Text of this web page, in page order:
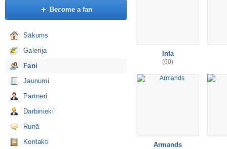
Become a fan
Sākums
Galerija
Fani
Jaunumi
Partneri
Darbinieki
Runā
Kontakti
Inta
(60)
Armands